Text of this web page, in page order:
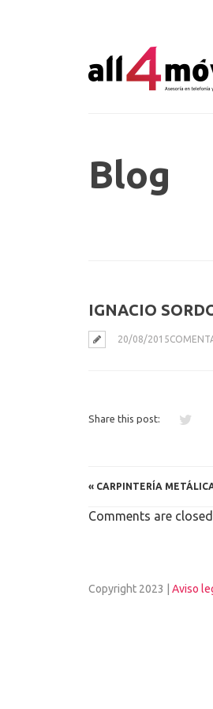
Blog
IGNACIO
20/08/2015
Share this post:
« CARPINTERÍA
Comments are
Copyright 2023 | Aviso